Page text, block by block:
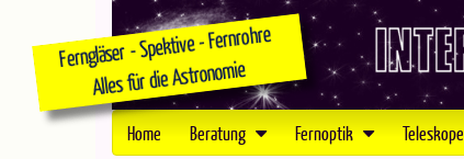
Home Beratung Fernoptik Teleskope